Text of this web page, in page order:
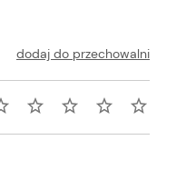
dodaj do przechowalni